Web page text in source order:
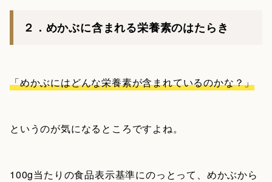
２．めかぶに含まれる栄養素のはたらき
「めかぶにはどんな栄養素が含まれているのかな？」
というのが気になるところですよね。
100g当たりの食品表示基準にのっとって、めかぶから